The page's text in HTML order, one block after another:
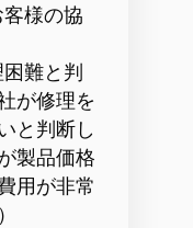
様の協
難と判
が修理を
と判断し
製品価格
用が非常